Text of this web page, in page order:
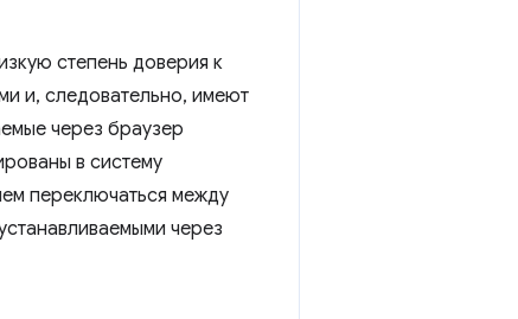
степень доверия к
и, следовательно, имеют
через браузер
в систему
переключаться между
через